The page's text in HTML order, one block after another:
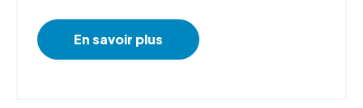
En savoir plus